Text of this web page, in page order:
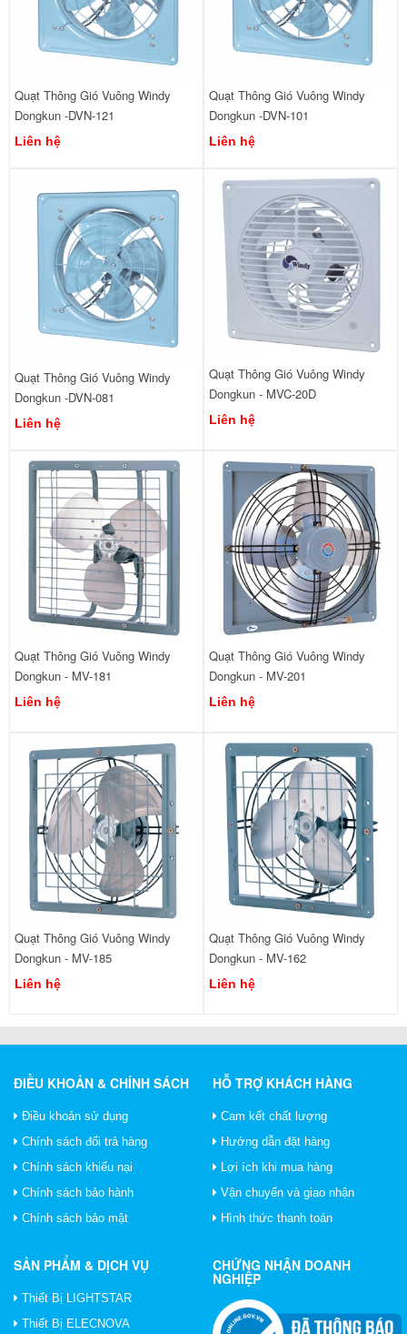
Quạt Thông Gió Vuông Windy
Dongkun -DVN-121
Liên hệ
Quạt Thông Gió Vuông Windy
Dongkun -DVN-101
Liên hệ
Quạt Thông Gió Vuông Windy
Dongkun -DVN-081
Liên hệ
Quạt Thông Gió Vuông Windy
Dongkun - MVC-20D
Liên hệ
Quạt Thông Gió Vuông Windy
Dongkun - MV-181
Liên hệ
Quạt Thông Gió Vuông Windy
Dongkun - MV-201
Liên hệ
Quạt Thông Gió Vuông Windy
Dongkun - MV-185
Liên hệ
Quạt Thông Gió Vuông Windy
Dongkun - MV-162
Liên hệ
ĐIỀU KHOẢN & CHÍNH SÁCH
Điều khoản sử dụng
Chính sách đổi trả hàng
Chính sách khiếu nại
Chính sách bảo hành
Chính sách bảo mật
HỖ TRỢ KHÁCH HÀNG
Cam kết chất lượng
Hướng dẫn đặt hàng
Lợi ích khi mua hàng
Vận chuyển và giao nhận
Hình thức thanh toán
SẢN PHẨM & DỊCH VỤ
Thiết Bị LIGHTSTAR
Thiết Bị ELECNOVA
CHỨNG NHẬN DOANH
NGHIỆP